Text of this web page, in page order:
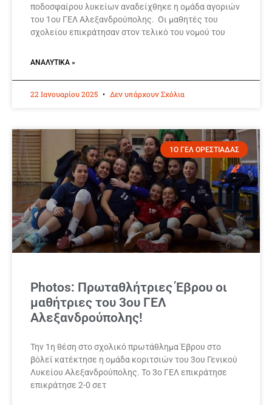
ποδοσφαίρου λυκείων αναδείχθηκε η ομάδα αγοριών
του 1ου ΓΕΛ Αλεξανδρούπολης. Οι μαθητές του
σχολείου επικράτησαν στον τελικό του νομού του
ΑΝΑΛΥΤΙΚΆ »
22 Ιανουαρίου 2025 Δεν υπάρχουν Σχόλια
1Ο ΓΕΛ ΟΡΕΣΤΙΑΔΑΣ
Photos: Πρωταθλήτριες Έβρου οι
μαθήτριες του 3ου ΓΕΛ
Αλεξανδρούπολης!
Την 1η θέση στο σχολικό πρωτάθλημα Έβρου στο
βόλεϊ κατέκτησε η ομάδα κοριτσιών του 3ου Γενικού
Λυκείου Αλεξανδρούπολης. Το 3ο ΓΕΛ επικράτησε
επικράτησε 2-0 σετ